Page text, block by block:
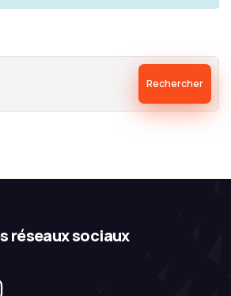
réseaux sociaux